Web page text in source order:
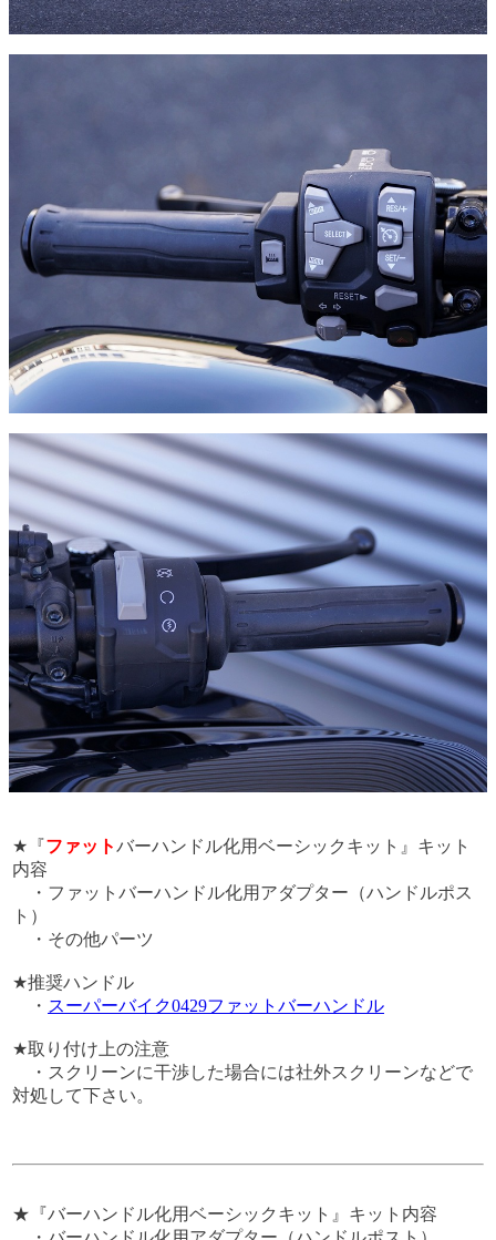
★『ファットバーハンドル化用ベーシックキット』キット
内容
・ファットバーハンドル化用アダプター（ハンドルポス
ト）
・その他パーツ
★推奨ハンドル
・ スーパーバイク0429ファットバーハンドル
★取り付け上の注意
・スクリーンに干渉した場合には社外スクリーンなどで
対処して下さい。
★『バーハンドル化用ベーシックキット』キット内容